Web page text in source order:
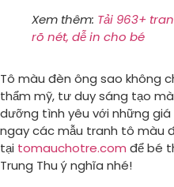
Xem thêm: Tải 963+
rõ nét, dễ in cho bé
Tô màu đèn ông sao không
thẩm mỹ, tư duy sáng tạo
dưỡng tình yêu với những
ngay các mẫu tranh tô màu
tại tomauchotre.com để bé
Trung Thu ý nghĩa nhé!